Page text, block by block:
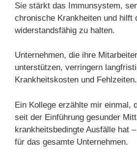
Sie stärkt das Immunsystem,
chronische Krankheiten und hilft
widerstandsfähig zu halten.
Unternehmen, die ihre
unterstützen, verringern
Krankheitskosten und Fehlzeiten.
Ein Kollege erzählte mir einmal,
seit der Einführung gesunder
krankheitsbedingte Ausfälle hat
für das gesamte Unternehmen.